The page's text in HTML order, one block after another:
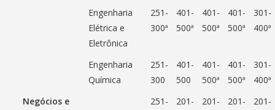
Engenharia
Elétrica e
Eletrônica
251-
300ª
401-
500ª
401-
500ª
401-
500ª
301-
400ª
Engenharia
Química
251-
300
401-
500
401-
500ª
401-
500ª
301-
400ª
Negócios e
251-
201-
201-
201-
201-